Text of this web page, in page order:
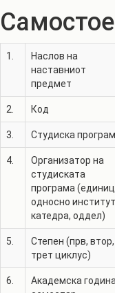
1.
Наслов на
наставниот
предмет
2. Код
3. Студиска
4.
Организатор на
студиската
програма
односно
катедра, оддел)
5.
Степен (прв, втор,
трет циклус)
6.
Академска